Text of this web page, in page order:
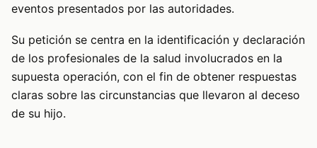
eventos presentados por las autoridades.
Su petición se centra en la identificación y declaración
de los profesionales de la salud involucrados en la
supuesta operación, con el fin de obtener respuestas
claras sobre las circunstancias que llevaron al deceso
de su hijo.